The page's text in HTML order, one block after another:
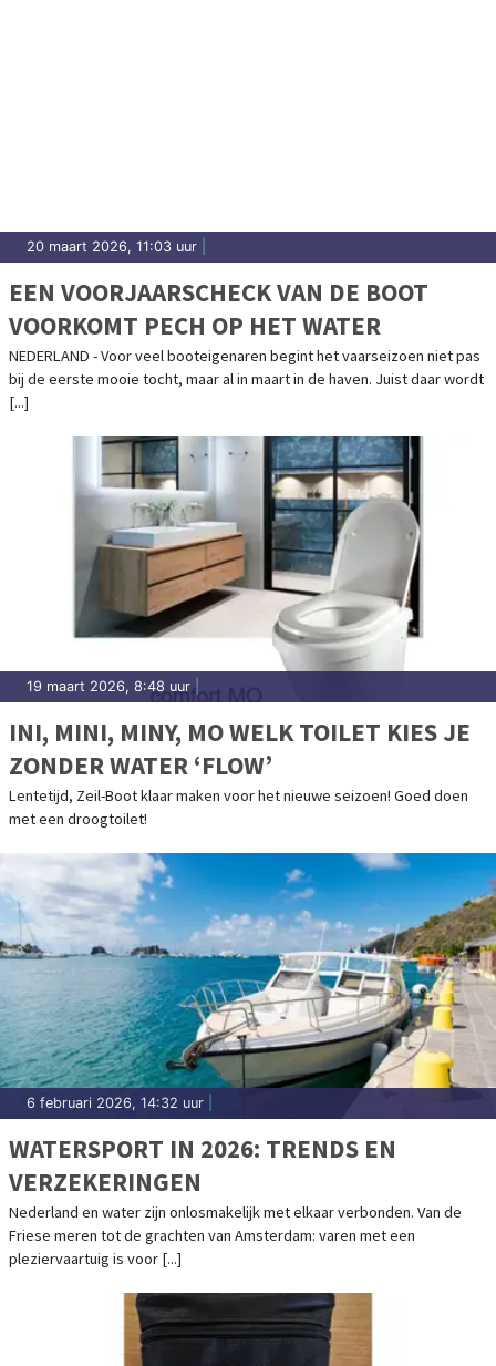
20 maart 2026, 11:03 uur
EEN VOORJAARSCHECK VAN DE BOOT
VOORKOMT PECH OP HET WATER
NEDERLAND - Voor veel booteigenaren begint het vaarseizoen niet pas
bij de eerste mooie tocht, maar al in maart in de haven. Juist daar wordt
[...]
19 maart 2026, 8:48 uur
INI, MINI, MINY, MO WELK TOILET KIES JE
ZONDER WATER ‘FLOW’
Lentetijd, Zeil-Boot klaar maken voor het nieuwe seizoen! Goed doen
met een droogtoilet!
6 februari 2026, 14:32 uur
WATERSPORT IN 2026: TRENDS EN
VERZEKERINGEN
Nederland en water zijn onlosmakelijk met elkaar verbonden. Van de
Friese meren tot de grachten van Amsterdam: varen met een
pleziervaartuig is voor [...]